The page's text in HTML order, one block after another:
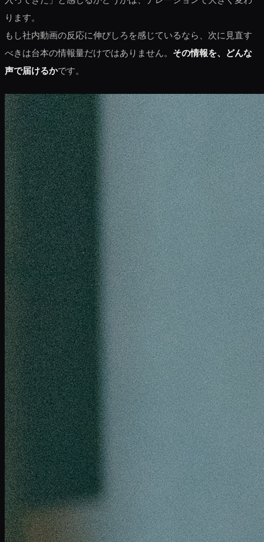
ります。
もし社内動画の反応に伸びしろを感じているなら、次に見直す
べきは台本の情報量だけではありません。 その情報を、どんな
声で届けるかです。